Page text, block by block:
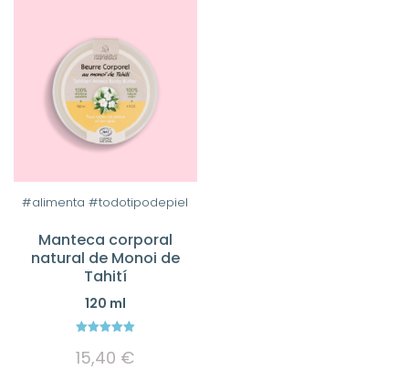
#alimenta #todotipodepiel
Manteca corporal
natural de Monoi de
Tahití
120 ml
out of 5
15,40 €